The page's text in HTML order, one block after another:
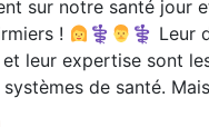
sur notre santé jour
!
⚕
⚕ Leur
leur expertise sont
de santé.